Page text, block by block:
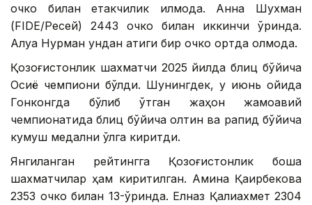
очко билан етакчилик қилмоқда. Анна Шухман
(FIDE/Ресей) 2443 очко билан иккинчи ўринда.
Алуа Нурман ундан атиги бир очко ортда қолмоқда.
Қозоғистонлик шахматчи 2025 йилда блиц бўйича
Осиё чемпиони бўлди. Шунингдек, у июнь ойида
Гонконгда бўлиб ўтган жаҳон жамоавий
чемпионатида блиц бўйича олтин ва рапид бўйича
кумуш медални қўлга киритди.
Янгиланган рейтингга Қозоғистонлик бошқа
шахматчилар ҳам киритилган. Амина Қаирбекова
2353 очко билан 13-ўринда. Елназ Қалиахмет 2304